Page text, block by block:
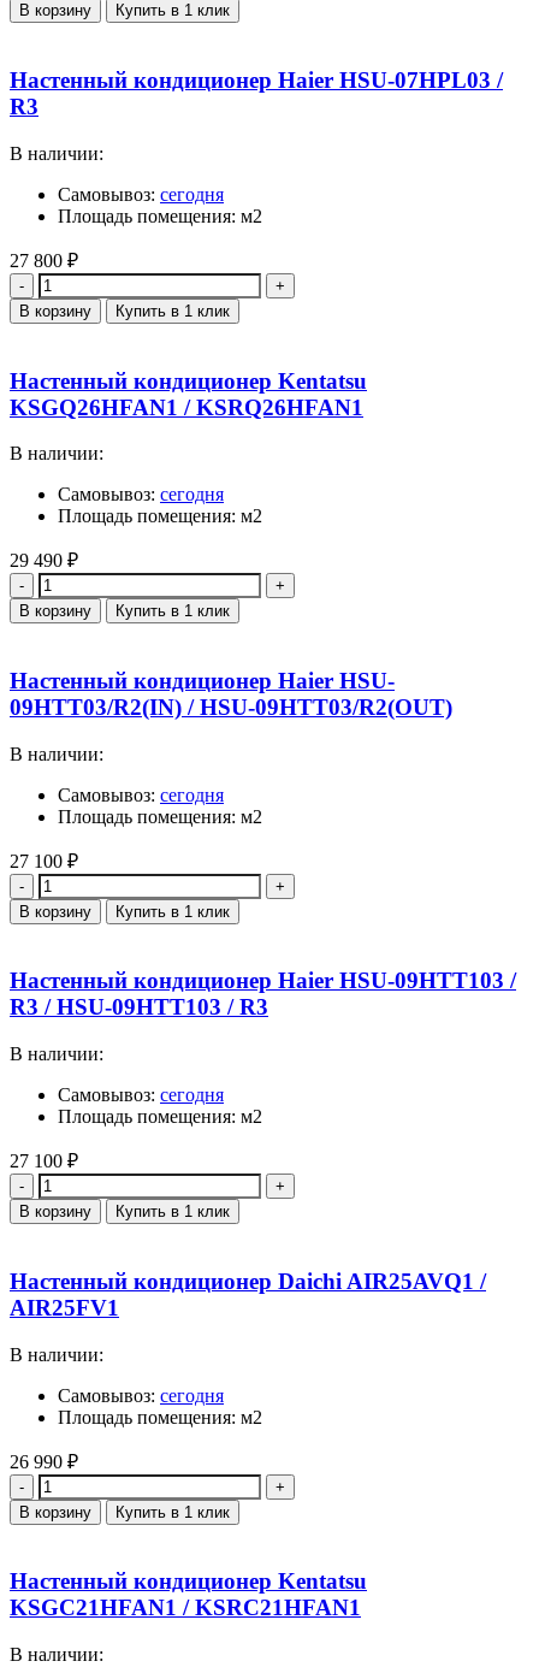
В корзину Купить в 1 клик
Настенный кондиционер Haier HSU-07HPL03 /
R3
В наличии:
Самовывоз: сегодня
Площадь помещения: м2
27 800 ₽
Количество
В корзину Купить в 1 клик
Настенный кондиционер Kentatsu
KSGQ26HFAN1 / KSRQ26HFAN1
В наличии:
Самовывоз: сегодня
Площадь помещения: м2
29 490 ₽
Количество
В корзину Купить в 1 клик
Настенный кондиционер Haier HSU-
09HTT03/R2(IN) / HSU-09HTT03/R2(OUT)
В наличии:
Самовывоз: сегодня
Площадь помещения: м2
27 100 ₽
Количество
В корзину Купить в 1 клик
Настенный кондиционер Haier HSU-09HTT103 /
R3 / HSU-09HTT103 / R3
В наличии:
Самовывоз: сегодня
Площадь помещения: м2
27 100 ₽
Количество
В корзину Купить в 1 клик
Настенный кондиционер Daichi AIR25AVQ1 /
AIR25FV1
В наличии:
Самовывоз: сегодня
Площадь помещения: м2
26 990 ₽
Количество
В корзину Купить в 1 клик
Настенный кондиционер Kentatsu
KSGC21HFAN1 / KSRC21HFAN1
В наличии: